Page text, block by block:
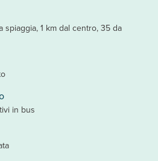
spiaggia, 1 km dal centro, 35 da
in bus